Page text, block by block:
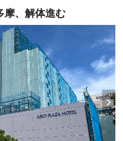
摩、解体進む